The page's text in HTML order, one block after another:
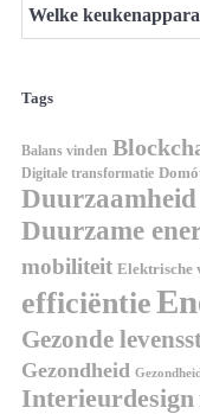
Welke
Tags
Balans vinden
Digitale transformatie
Duurzaamheid
Duurzame
mobiliteit Elektrische
efficiëntie
Gezonde
Gezondheid
Interieurdesign